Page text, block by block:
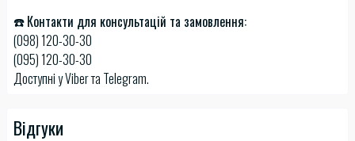
☎️Контакти для консультацій та замовлення:
(098) 120-30-30
(095) 120-30-30
Доступні у Viber та Telegram.
Відгуки